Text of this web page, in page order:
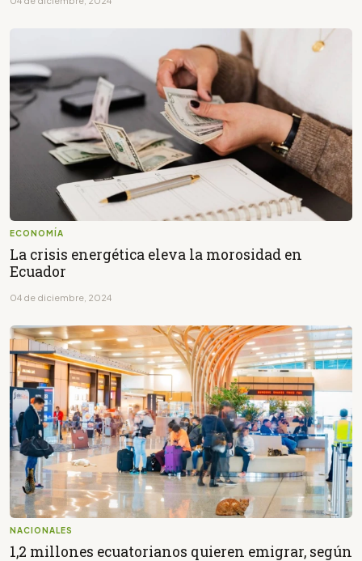
ECONOMÍA
La crisis energética eleva la morosidad en
Ecuador
04 de diciembre, 2024
NACIONALES
1,2 millones ecuatorianos quieren emigrar, según